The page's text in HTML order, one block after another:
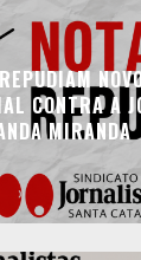
CONTRA A
MIRANDA